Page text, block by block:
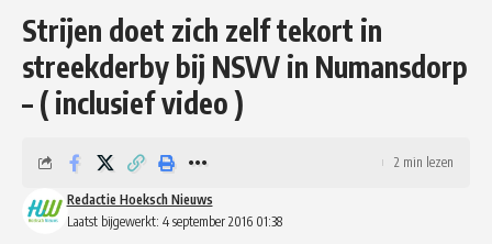
Strijen doet zich zelf tekort in
streekderby bij NSVV in Numansdorp
– ( inclusief video )
Laatst bijgewerkt: 4 september 2016 01:38
Redactie Hoeksch Nieuws
2 min lezen